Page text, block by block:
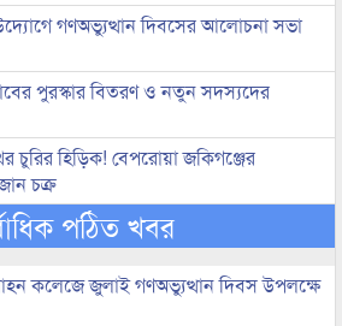
গণঅভ্যুত্থান দিবসের আলোচনা সভা
পুরস্কার বিতরণ ও নতুন সদস্যদের
চুরির হিড়িক! বেপরোয়া জকিগঞ্জের
চক্র
পঠিত খবর
কলেজে জুলাই গণঅভ্যুত্থান দিবস উপলক্ষে